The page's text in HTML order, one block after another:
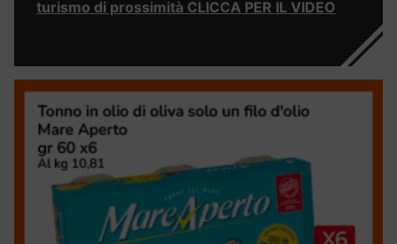
turismo di prossimità CLICCA PER IL VIDEO